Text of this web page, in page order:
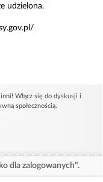
udzielona.
Włącz się do dyskusji i
społecznością.
dla zalogowanych".